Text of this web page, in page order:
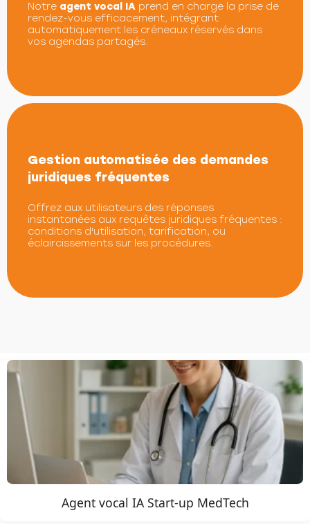
Notre agent vocal IA prend en charge la prise de
rendez-vous efficacement, intégrant
automatiquement les créneaux réservés dans
vos agendas partagés.
Gestion automatisée des demandes
juridiques fréquentes
Offrez aux utilisateurs des réponses
instantanées aux requêtes juridiques fréquentes :
conditions d'utilisation, tarification, ou
éclaircissements sur les procédures.
Agent vocal IA Start-up MedTech